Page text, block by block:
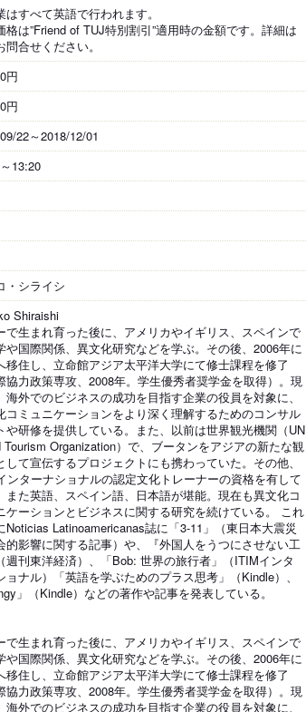
はすべて英語で行われます。
格は”Friend of TUJ特別割引”適用時の金額です。詳細は
問合せください。
円
円
22～2018/12/01
13:20
・シライシ
Shiraishi
で生まれ育った後に、アメリカやイギリス、スペインで
や国際関係、異文化研究などを学ぶ。その後、2006年に
移住し、立命館アジア太平洋大学にて修士課程を修了
協力政策専攻、2008年。学生優秀者奨学金を取得）。現
海外でのビジネスの成功を目指す企業の役員を対象に、
コミュニケーションをより深く理解するためのコンサル
や研修を提供している。また、以前は世界観光機関（UN
Tourism Organization）で、ブータンをアジアの新たな観
して宣伝するプロジェクトにも携わっていた。その他、
ンターナショナルの認定文化トレーナーの資格を有して
また英語、スペイン語、日本語が堪能。現在も異文化コ
ケーションとビジネスに関する研究を続けている。 これ
Noticias Latinoamericanas誌に「3-11」（東日本大震災
的影響に関する記事）や、『外国人をうつにさせない工
週刊東洋経済）、「Bob: 世界の旅行者」（ITIMインタ
ョナル）「英語を学ぶためのプラス思考」（Kindle）、
」（Kindle）などの著作や記事を発表している。
で生まれ育った後に、アメリカやイギリス、スペインで
や国際関係、異文化研究などを学ぶ。その後、2006年に
移住し、立命館アジア太平洋大学にて修士課程を修了
協力政策専攻、2008年。学生優秀者奨学金を取得）。現
海外でのビジネスの成功を目指す企業の役員を対象に、